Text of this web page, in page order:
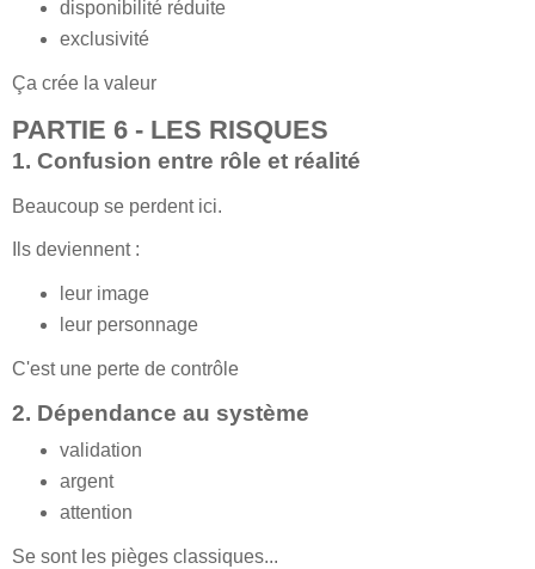
disponibilité réduite
exclusivité
Ça crée la valeur
PARTIE 6 - LES RISQUES
1. Confusion entre rôle et réalité
Beaucoup se perdent ici.
Ils deviennent :
leur image
leur personnage
C'est une perte de contrôle
2. Dépendance au système
validation
argent
attention
Se sont les pièges classiques...